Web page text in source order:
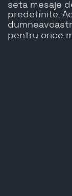
seta mesaje
predefinite.
pentru orice